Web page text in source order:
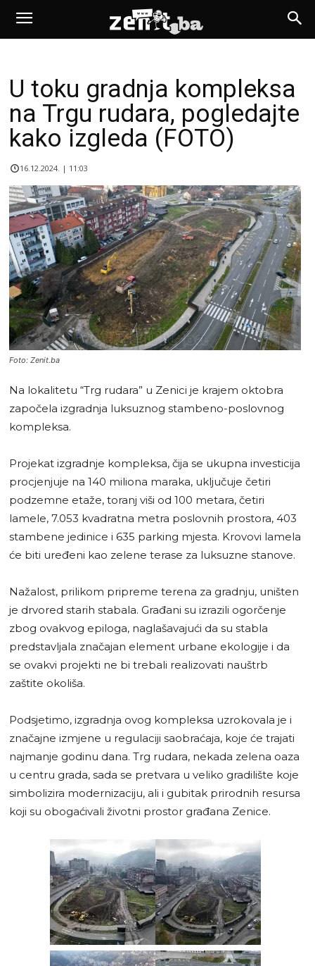
U toku gradnja kompleksa
na Trgu rudara, pogledajte
kako izgleda (FOTO)
16.12.2024. | 11:03
Foto: Zenit.ba
Na lokalitetu “Trg rudara” u Zenici je krajem oktobra
započela izgradnja luksuznog stambeno-poslovnog
kompleksa.
Projekat izgradnje kompleksa, čija se ukupna investicija
procjenjuje na 140 miliona maraka, uključuje četiri
podzemne etaže, toranj viši od 100 metara, četiri
lamele, 7.053 kvadratna metra poslovnih prostora, 403
stambene jedinice i 635 parking mjesta. Krovovi lamela
će biti uređeni kao zelene terase za luksuzne stanove.
Nažalost, prilikom pripreme terena za gradnju, uništen
je drvored starih stabala. Građani su izrazili ogorčenje
zbog ovakvog epiloga, naglašavajući da su stabla
predstavljala značajan element urbane ekologije i da
se ovakvi projekti ne bi trebali realizovati nauštrb
zaštite okoliša.
Podsjetimo, izgradnja ovog kompleksa uzrokovala je i
značajne izmjene u regulaciji saobraćaja, koje će trajati
najmanje godinu dana. Trg rudara, nekada zelena oaza
u centru grada, sada se pretvara u veliko gradilište koje
simbolizira modernizaciju, ali i gubitak prirodnih resursa
koji su obogaćivali životni prostor građana Zenice.